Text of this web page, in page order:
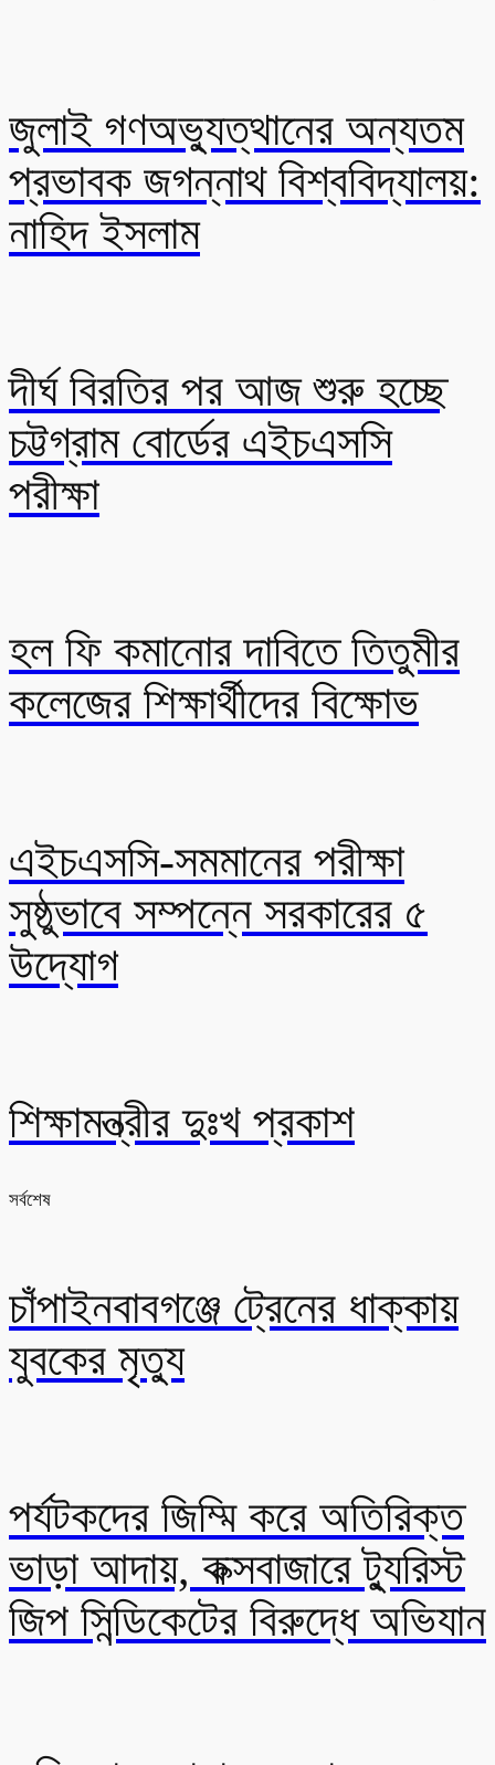
জুলাই গণঅভ্যুত্থানের অন্যতম
প্রভাবক জগন্নাথ বিশ্ববিদ্যালয়:
নাহিদ ইসলাম
দীর্ঘ বিরতির পর আজ শুরু হচ্ছে
চট্টগ্রাম বোর্ডের এইচএসসি
পরীক্ষা
হল ফি কমানোর দাবিতে তিতুমীর
কলেজের শিক্ষার্থীদের বিক্ষোভ
এইচএসসি-সমমানের পরীক্ষা
সুষ্ঠুভাবে সম্পন্নে সরকারের ৫
উদ্যোগ
শিক্ষামন্ত্রীর দুঃখ প্রকাশ
সর্বশেষ
চাঁপাইনবাবগঞ্জে ট্রেনের ধাক্কায়
যুবকের মৃত্যু
পর্যটকদের জিম্মি করে অতিরিক্ত
ভাড়া আদায়, কক্সবাজারে ট্যুরিস্ট
জিপ সিন্ডিকেটের বিরুদ্ধে অভিযান